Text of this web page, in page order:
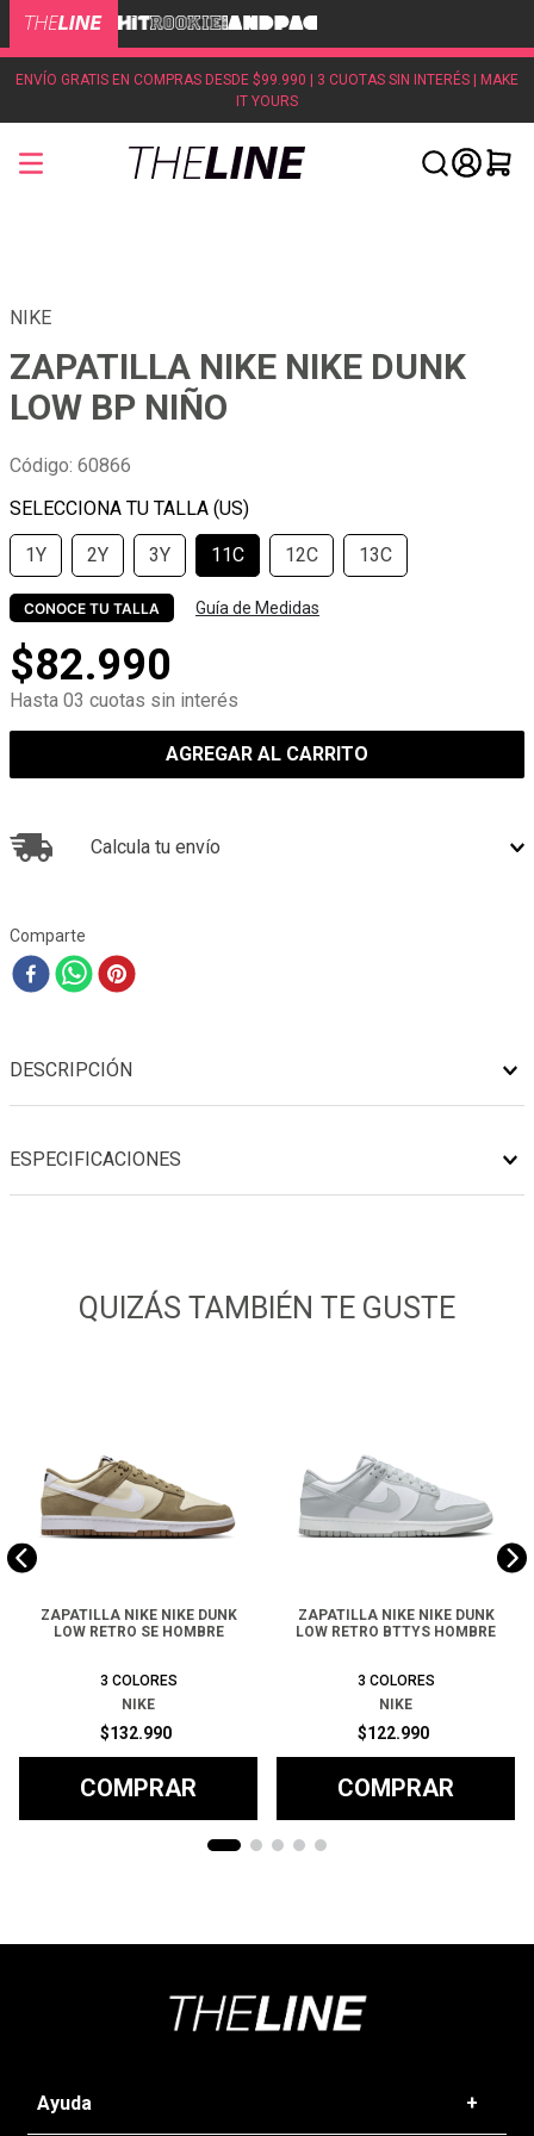
ENVÍO GRATIS EN COMPRAS DESDE $99.990 | 3 CUOTAS SIN INTERÉS | MAKE
IT YOURS
NIKE
ZAPATILLA NIKE NIKE DUNK
LOW BP NIÑO
Código: 60866
1Y 2Y 3Y 11C 12C 13C
CONOCE TU TALLA Guía de Medidas
$82.990
Hasta 03 cuotas sin interés
AGREGAR AL CARRITO
Calcula tu envío
Comparte
DESCRIPCIÓN
ESPECIFICACIONES
QUIZÁS TAMBIÉN TE GUSTE
ZAPATILLA NIKE NIKE DUNK
LOW RETRO SE HOMBRE
3 COLORES
NIKE
$132.990
COMPRAR
ZAPATILLA NIKE NIKE DUNK
LOW RETRO BTTYS HOMBRE
3 COLORES
NIKE
$122.990
COMPRAR
Ayuda +